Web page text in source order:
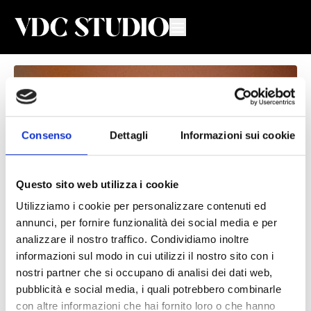
Consenso Dettagli Informazioni sui cookie
Questo sito web utilizza i cookie
Utilizziamo i cookie per personalizzare contenuti ed
annunci, per fornire funzionalità dei social media e per
analizzare il nostro traffico. Condividiamo inoltre
informazioni sul modo in cui utilizzi il nostro sito con i
nostri partner che si occupano di analisi dei dati web,
pubblicità e social media, i quali potrebbero combinarle
con altre informazioni che hai fornito loro o che hanno
Settimana 23 - Giorno 2 - II Trimestre
Valeria De Chiara
Total Body completo di riscaldamento, forza e stretching